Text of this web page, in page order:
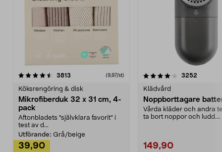
3813 (9,97/st)
Köksrengöring & disk
Mikrofiberduk 32 x 31 cm, 4-
pack
Aftonbladets "självklara favorit” i
test av d...
Utförande: Grå/beige
39,90
4.0av 5 stjärnor 3252
Klädvård
Noppborttagare
Vårda kläder och andra
ta bort noppor och ludd.
149,90
4.5av 5 stjärnor